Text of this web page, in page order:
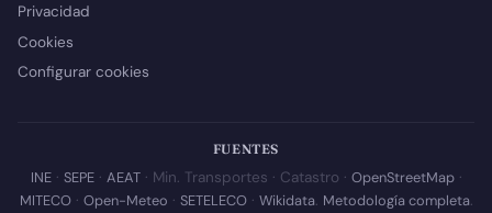
Privacidad
Cookies
Configurar cookies
FUENTES
INE· SEPE· AEAT· Min. Transportes · Catastro · OpenStreetMap·
MITECO· Open-Meteo · SETELECO· Wikidata. Metodología completa.